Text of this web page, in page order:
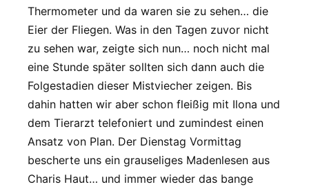
Thermometer und da waren sie zu sehen… die
Eier der Fliegen. Was in den Tagen zuvor nicht
zu sehen war, zeigte sich nun… noch nicht mal
eine Stunde später sollten sich dann auch die
Folgestadien dieser Mistviecher zeigen. Bis
dahin hatten wir aber schon fleißig mit Ilona und
dem Tierarzt telefoniert und zumindest einen
Ansatz von Plan. Der Dienstag Vormittag
bescherte uns ein grauseliges Madenlesen aus
Charis Haut… und immer wieder das bange